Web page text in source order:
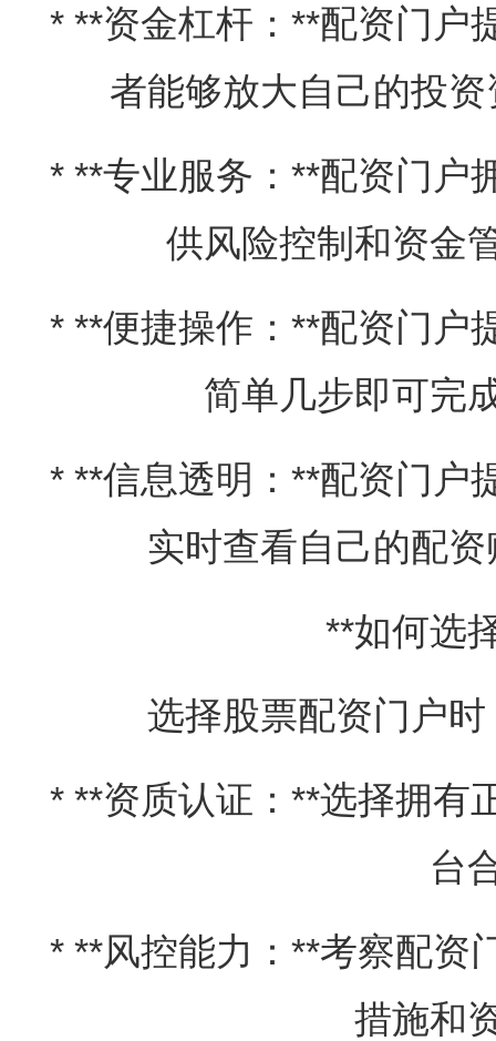
* **资金杠杆：**配资门户
者能够放大自己的投
* **专业服务：**配资门户
供风险控制和资金
* **便捷操作：**配资门户
简单几步即可完
* **信息透明：**配资门户
实时查看自己的配
**如何选
选择股票配资门户
* **资质认证：**选择拥有
台
* **风控能力：**考察配资
措施和